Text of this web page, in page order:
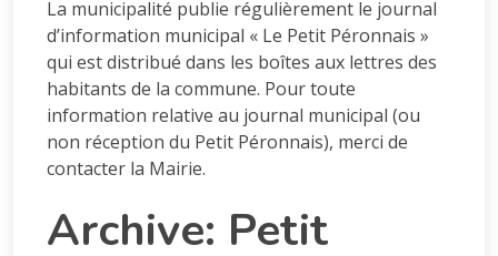
La municipalité publie régulièrement le journal
d’information municipal « Le Petit Péronnais »
qui est distribué dans les boîtes aux lettres des
habitants de la commune. Pour toute
information relative au journal municipal (ou
non réception du Petit Péronnais), merci de
contacter la Mairie.
Archive: Petit